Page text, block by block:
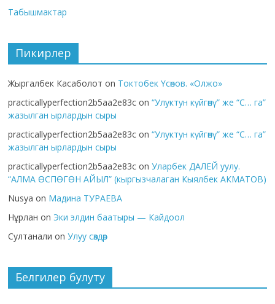
Табышмактар
Пикирлер
Жыргалбек Касаболот on Токтобек Үсөнов. «Олжо»
practicallyperfection2b5aa2e83c on“Улуктун күйгөнү” же “С… га”
жазылган ырлардын сыры
practicallyperfection2b5aa2e83c on“Улуктун күйгөнү” же “С… га”
жазылган ырлардын сыры
practicallyperfection2b5aa2e83c onУларбек ДАЛЕЙ уулу.
“АЛМА ӨСПӨГӨН АЙЫЛ” (кыргызчалаган Кыялбек АКМАТОВ)
Nusya on Мадина ТУРАЕВА
Нұрлан on Эки элдин баатыры — Кайдоол
Султанали onУлуу сөздөр
Белгилер булуту